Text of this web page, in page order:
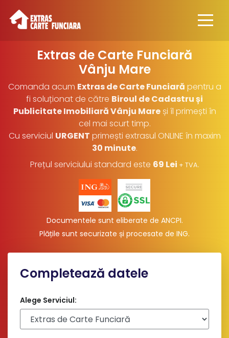
Extras de Carte Funciară
Vânju Mare
Comanda acum Extras de Carte Funciară pentru a
fi soluționat de către Biroul de Cadastru și
Publicitate Imobiliară Vânju Mareși îl primești în
cel mai scurt timp.
Cu serviciul URGENT primești extrasul ONLINE în maxim
30 minute.
Prețul serviciului standard este 69 Lei + TVA.
Documentele sunt eliberate de ANCPI.
Plățile sunt securizate și procesate de ING.
Completează datele
Alege Serviciul: